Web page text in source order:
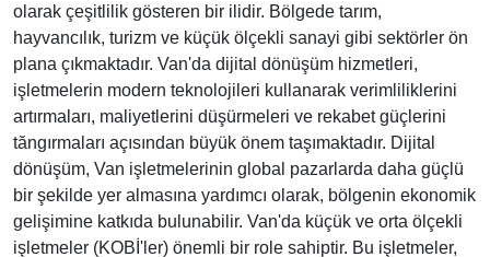
olarak çeşitlilik gösteren bir ilidir. Bölgede tarım,
hayvancılık, turizm ve küçük ölçekli sanayi gibi sektörler ön
plana çıkmaktadır. Van'da dijital dönüşüm hizmetleri,
işletmelerin modern teknolojileri kullanarak verimliliklerini
artırmaları, maliyetlerini düşürmeleri ve rekabet güçlerini
tăngırmaları açısından büyük önem taşımaktadır. Dijital
dönüşüm, Van işletmelerinin global pazarlarda daha güçlü
bir şekilde yer almasına yardımcı olarak, bölgenin ekonomik
gelişimine katkıda bulunabilir. Van'da küçük ve orta ölçekli
işletmeler (KOBİ'ler) önemli bir role sahiptir. Bu işletmeler,